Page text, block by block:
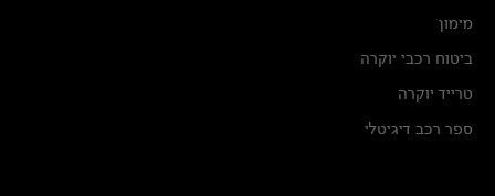
מימון
ביטוח רכבי יוקרה
טרייד יוקרה
ספר רכב דיגיטלי